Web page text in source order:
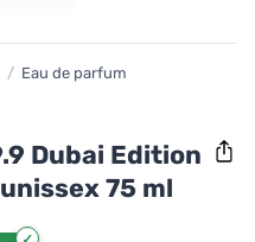
/ Eau de parfum
Dubai Edition
75 ml